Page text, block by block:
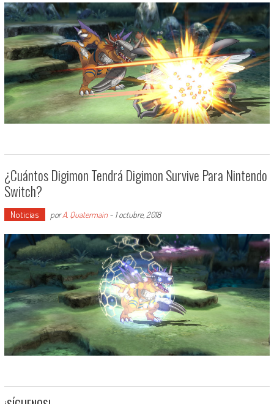
¿Cuántos Digimon Tendrá Digimon Survive Para Nintendo
Switch?
Noticias porA. Quatermain- 1 octubre, 2018